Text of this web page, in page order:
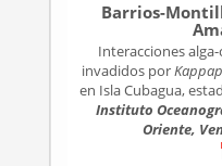
Barrios-
Interacciones
invadidos por
en Isla Cubagua,
Instituto
Oriente,